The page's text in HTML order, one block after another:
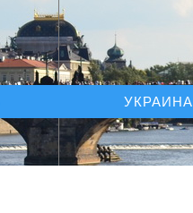
УКРАИНА